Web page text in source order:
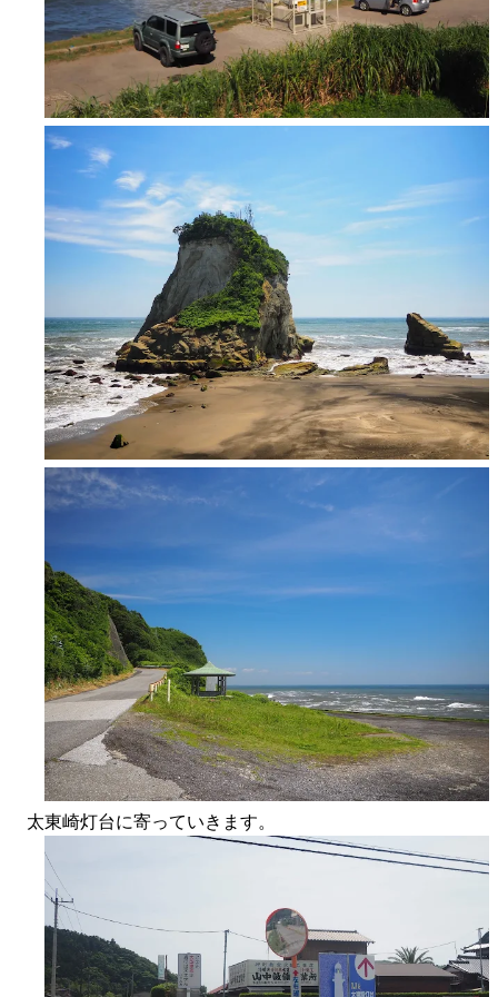
太東崎灯台に寄っていきます。